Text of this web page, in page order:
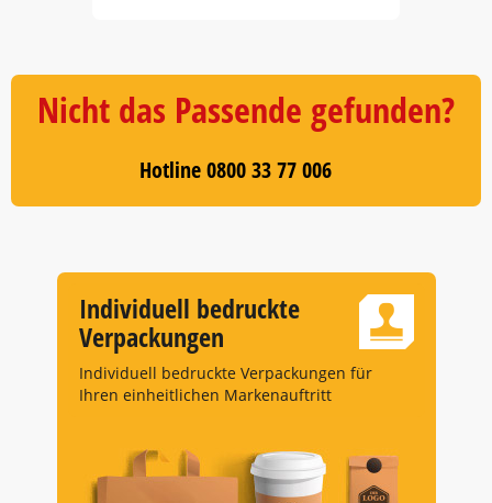
4
Nicht das Passende gefunden?
Hotline 0800 33 77 006
Individuell bedruckte
Verpackungen
Individuell bedruckte Verpackungen für
Ihren einheitlichen Markenauftritt